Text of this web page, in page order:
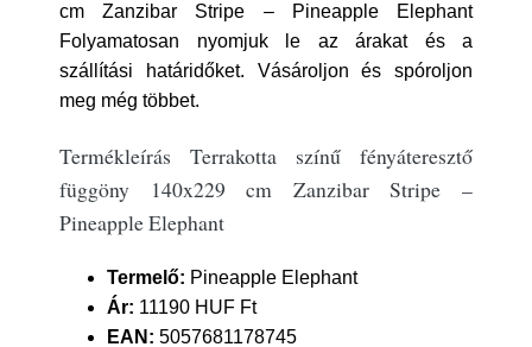
cm Zanzibar Stripe – Pineapple Elephant
Folyamatosan nyomjuk le az árakat és a
szállítási határidőket. Vásároljon és spóroljon
meg még többet.
Termékleírás Terrakotta színű fényáteresztő
függöny 140x229 cm Zanzibar Stripe –
Pineapple Elephant
Termelő: Pineapple Elephant
Ár: 11190 HUF Ft
EAN: 5057681178745